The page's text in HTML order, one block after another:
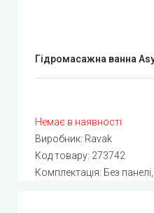
Гідромасажна ванна
Немає в наявності
Виробник: Ravak
Код товару: 273742
Комплектація: Без